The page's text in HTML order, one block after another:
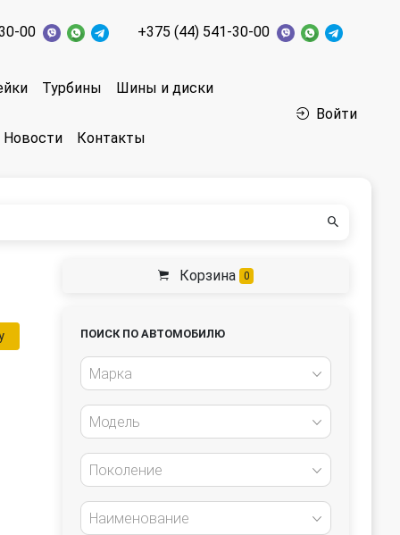
00 +375 (44) 541-30-00
Турбины Шины и диски
Новости Контакты
Войти
Корзина 0
ПОИСК ПО АВТОМОБИЛЮ
Марка
Модель
Поколение
Наименование